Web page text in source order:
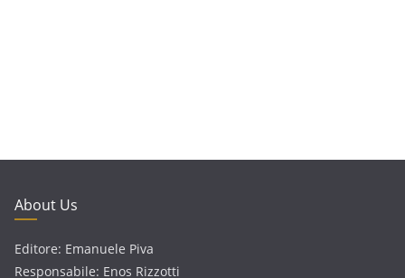
About Us
Editore: Emanuele Piva
Responsabile: Enos Rizzotti